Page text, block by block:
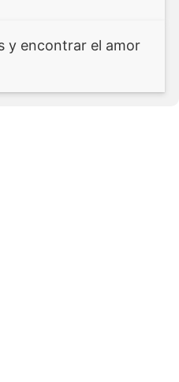
y encontrar el amor